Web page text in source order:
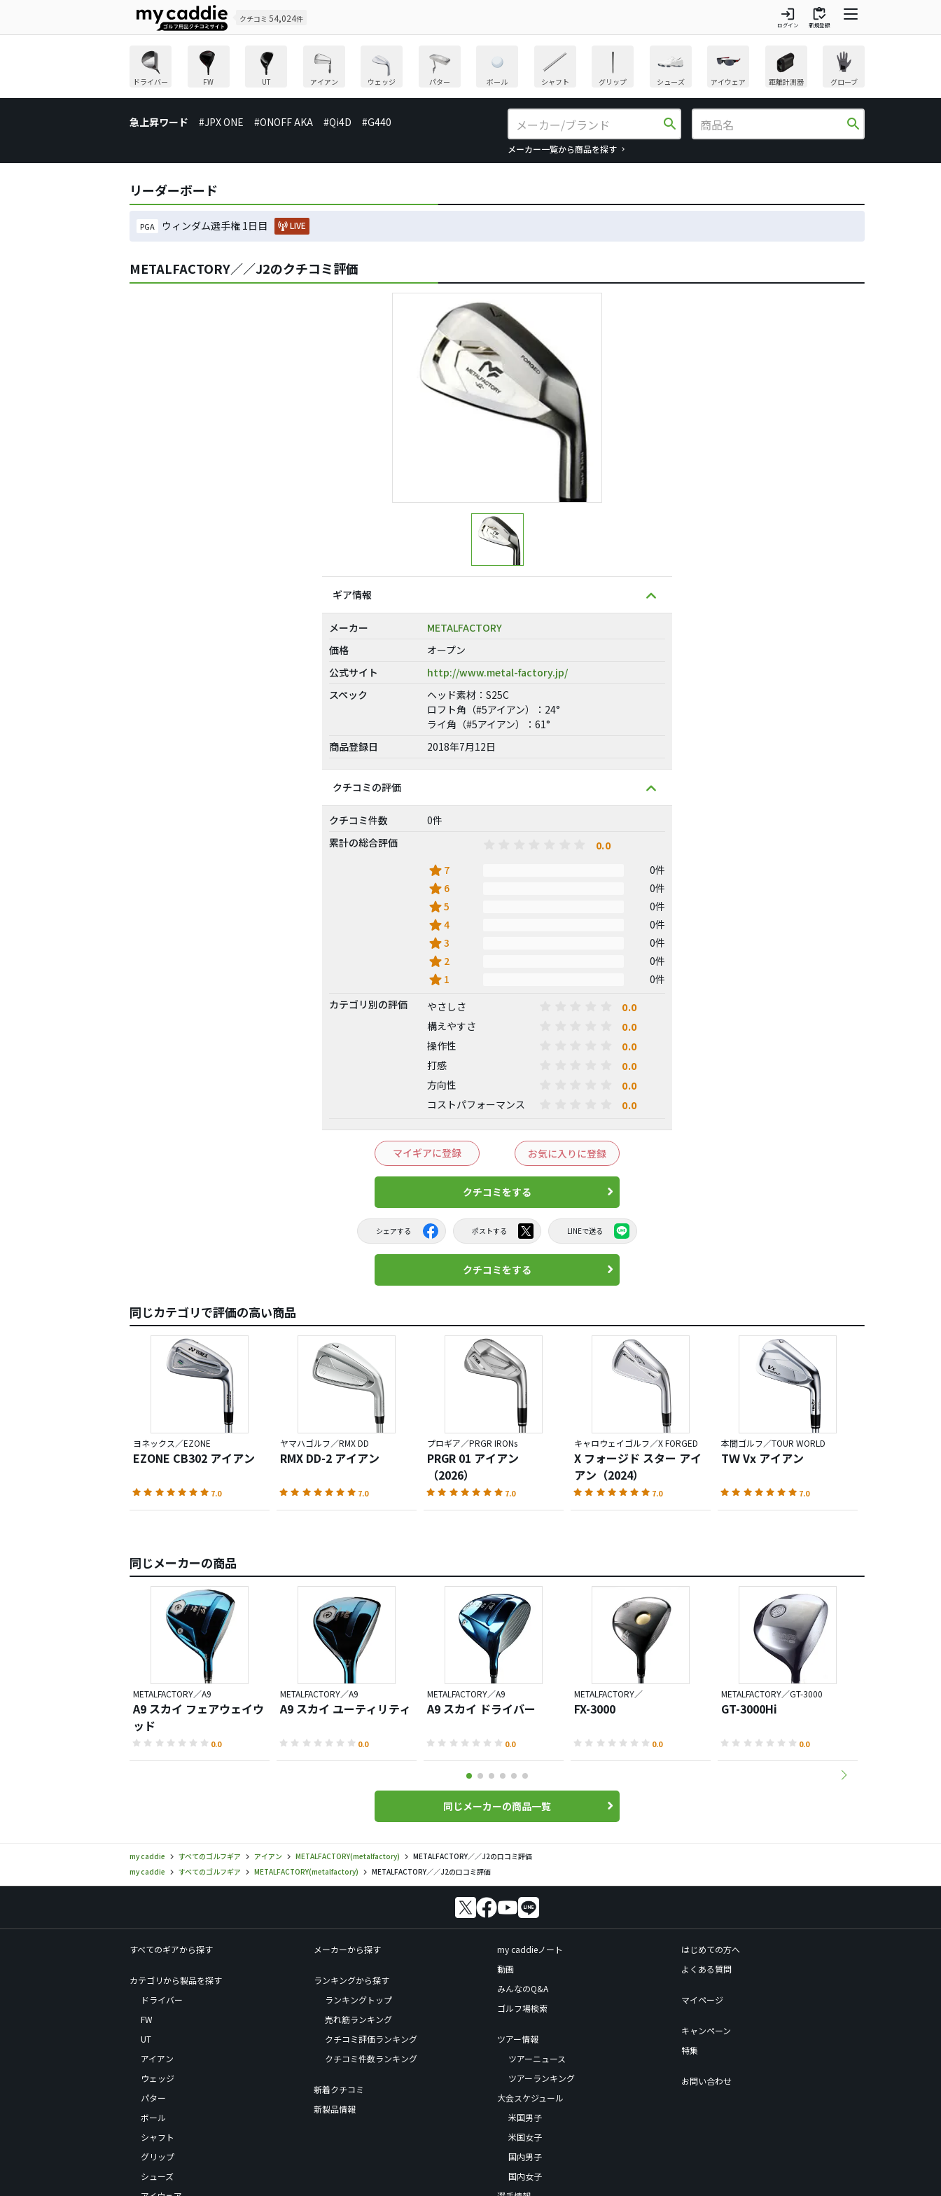
クチコミ 54,024件 login
ログイン
inventory
新規登録
ドライバー FW UT アイアン ウェッジ パター ボール シャフト グリップ シューズ アイウェア 距離計測器 グローブ
急上昇ワード #JPX ONE #ONOFF AKA #Qi4D #G440 search
メーカー一覧から商品を探す
search
リーダーボード
PGA ウィンダム選手権 1日目 LIVE
METALFACTORY／／J2のクチコミ評価
ギア情報
メーカー
METALFACTORY
価格
オープン
公式サイト
http://www.metal-factory.jp/
スペック
ヘッド素材：S25C
ロフト角（#5アイアン）：24°
ライ角（#5アイアン）：61°
商品登録日
2018年7月12日
クチコミの評価
クチコミ件数
0件
累計の総合評価
0.0
star 7 0件
star 6 0件
star5 0件
star4 0件
star3 0件
star 2 0件
star 1
0件
カテゴリ別の評価
やさしさ 0.0
構えやすさ 0.0
操作性 0.0
打感 0.0
方向性 0.0
コストパフォーマンス 0.0
マイギアに登録 お気に入りに登録
クチコミをする
シェアする ポストする LINEで送る
クチコミをする
同じカテゴリで評価の高い商品
ヨネックス／EZONE
EZONE CB302 アイアン
7.0
ヤマハゴルフ／RMX DD
RMX DD-2 アイアン
7.0
プロギア／PRGR IRONs
PRGR 01 アイアン
（2026）
7.0
キャロウェイゴルフ／X FORGED
X フォージド スター アイ
アン（2024）
7.0
本間ゴルフ／TOUR WORLD
TＷ Vx アイアン
7.0
同じメーカーの商品
METALFACTORY／A9
A9 スカイ フェアウェイウ
ッド
0.0
METALFACTORY／A9
A9 スカイ ユーティリティ
0.0
METALFACTORY／A9
A9 スカイ ドライバー
0.0
METALFACTORY／
FX-3000
0.0
METALFACTORY／GT-3000
GT-3000Hi
0.0
同じメーカーの商品一覧
my caddie すべてのゴルフギア アイアン METALFACTORY(metalfactory)
METALFACTORY／／J2の口コミ評価
my caddie
すべてのゴルフギア METALFACTORY(metalfactory) METALFACTORY／／J2の口コミ評価
すべてのギアから探す
カテゴリから製品を探す
ドライバー
FW
UT
アイアン
ウェッジ
パター
ボール
シャフト
グリップ
シューズ
メーカーから探す
ランキングから探す
ランキングトップ
売れ筋ランキング
クチコミ評価ランキング
クチコミ件数ランキング
新着クチコミ
新製品情報
my caddieノート
動画
みんなのQ&A
ゴルフ場検索
ツアー情報
ツアーニュース
ツアーランキング
大会スケジュール
米国男子
米国女子
国内男子
国内女子
はじめての方へ
よくある質問
マイページ
キャンペーン
特集
お問い合わせ